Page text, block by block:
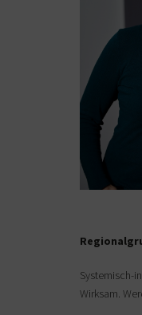
Systemisch-
Wirksam.